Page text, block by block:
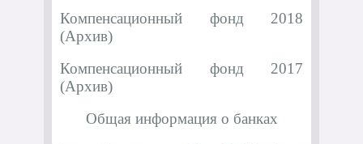
Компенсационный фонд 2018
(Архив)
Компенсационный фонд 2017
(Архив)
Общая информация о банках